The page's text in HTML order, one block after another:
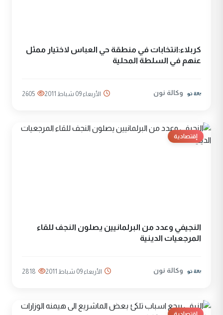
كربلاء:انتخابات في منطقة حي العباس لاختيار ممثل
عنهم في السلطة المحلية
وكالة نون الأربعاء 09 شباط 2011 2605
إقتصادية
النجيفي وعدد من البرلمانيين يصلون النجف للقاء
المرجعيات الدينية
وكالة نون الأربعاء 09 شباط 2011 2818